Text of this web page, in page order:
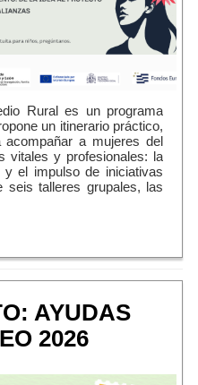
Rural es un programa
un itinerario práctico,
a mujeres del
vitales y profesionales: la
y el impulso de iniciativas
seis talleres grupales, las
AYUDAS
2026